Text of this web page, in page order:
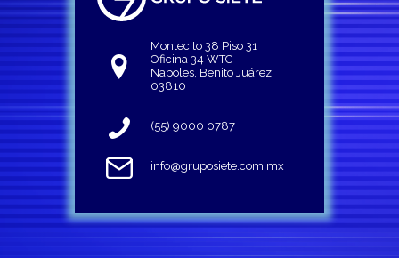
Montecito 38 Piso 31
Oficina 34 WTC
Napoles, Benito Juárez
03810
(55) 9000 0787
info@gruposiete.com.mx